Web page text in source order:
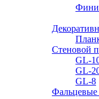
Стеновой
GL-
GL-
GL-8